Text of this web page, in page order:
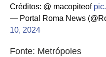
Créditos: @ macopiteof
— Portal Roma News
10, 2024
Fonte: Metrópoles